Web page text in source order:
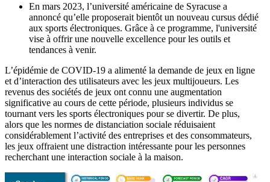
En mars 2023, l’université américaine de Syracuse a
annoncé qu’elle proposerait bientôt un nouveau cursus dédié
aux sports électroniques. Grâce à ce programme, l'université
vise à offrir une nouvelle excellence pour les outils et
tendances à venir.
L’épidémie de COVID-19 a alimenté la demande de jeux en ligne
et d’interaction des utilisateurs avec les jeux multijoueurs. Les
revenus des sociétés de jeux ont connu une augmentation
significative au cours de cette période, plusieurs individus se
tournant vers les sports électroniques pour se divertir. De plus,
alors que les normes de distanciation sociale réduisaient
considérablement l’activité des entreprises et des consommateurs,
les jeux offraient une distraction intéressante pour les personnes
recherchant une interaction sociale à la maison.